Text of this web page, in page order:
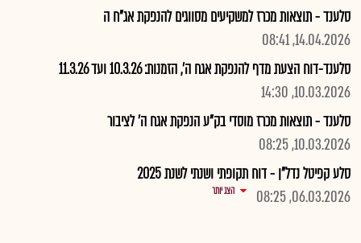
סלענד - תוצאות מכרז למשקיעים מסווגים להנפקת אג"ח ה
14.04.2026, 08:41
סלענד-דוח הצעת מדף להנפקת אגח ה', הזמנות: 10.3.26 ועד 11.3.26
10.03.2026, 14:30
סלענד - תוצאות מכרז מוסדי בק"ע הנפקת אגח ה' לציבור
10.03.2026, 08:25
סלע קפיטל נדל"ן - דוח תקופתי ושנתי לשנת 2025
06.03.2026, 08:25
הצג יותר